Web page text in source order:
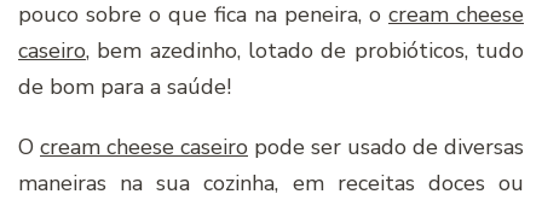
pouco sobre o que fica na peneira, o cream cheese
caseiro, bem azedinho, lotado de probióticos, tudo
de bom para a saúde!
O cream cheese caseiro pode ser usado de diversas
maneiras na sua cozinha, em receitas doces ou